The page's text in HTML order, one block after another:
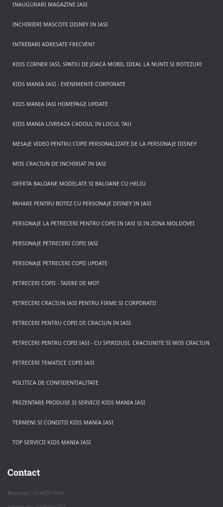
INAUGURARI MAGAZINE IASI
INCHIRIERI MASCOTE DISNEY IN IASI
INTREBARI ADRESATE FRECVENT
KIDS CORNER IASI, SPATIU DE JOACA MOBIL IDEAL LA NUNTI SI BOTEZURI
KIDS MANIA IASI - EVENIMENTE CORPORATE
KIDS MANIA IASI HOMEPAGE UPDATE
KIDS MANIA LIVREAZA CADOUL IN LOCUL TAU
MESAJE VIDEO PENTRU COPII PERSONALIZATE DE LA PERSONAJE DISNEY
MOS CRACIUN DE INCHIRIAT IN IASI
OFERTA BALOANE MODELATE SI BALOANE CU HELIU
PAHARE PENTRU BOTEZ CU PERSONAJE DISNEY IN IASI
PERSONAJE LA PETRECERI PENTRU COPII IN IASI SI IN ZONA MOLDOVEI
PERSONAJE PETRECERI COPII IASI
PERSONAJE PETRECERI COPII UPDATE
PETRECERI COPII - TAIERE DE MOT
PETRECERI CRACIUN IASI PENTRU FIRME SI CORPORATII
PETRECERI PENTRU COPII DE CRACIUN IN IASI
PETRECERI PENTRU COPII IASI - CU SPIRIDUSI, CRACIUNITE SI MOS CRACIUN
PETRECERI TEMATICE COPII IASI
POLITICA DE CONFIDENTIALITATE
PREZENTARE PRODUSE SI SERVICII KIDS MANIA IASI
TERMENI SI CONDITII KIDS MANIA IASI
TOP SERVICII KIDS MANIA IASI
Contact
Rezervari: 0744261004
Apasa pe o categorie ca sa vezi serviciile.